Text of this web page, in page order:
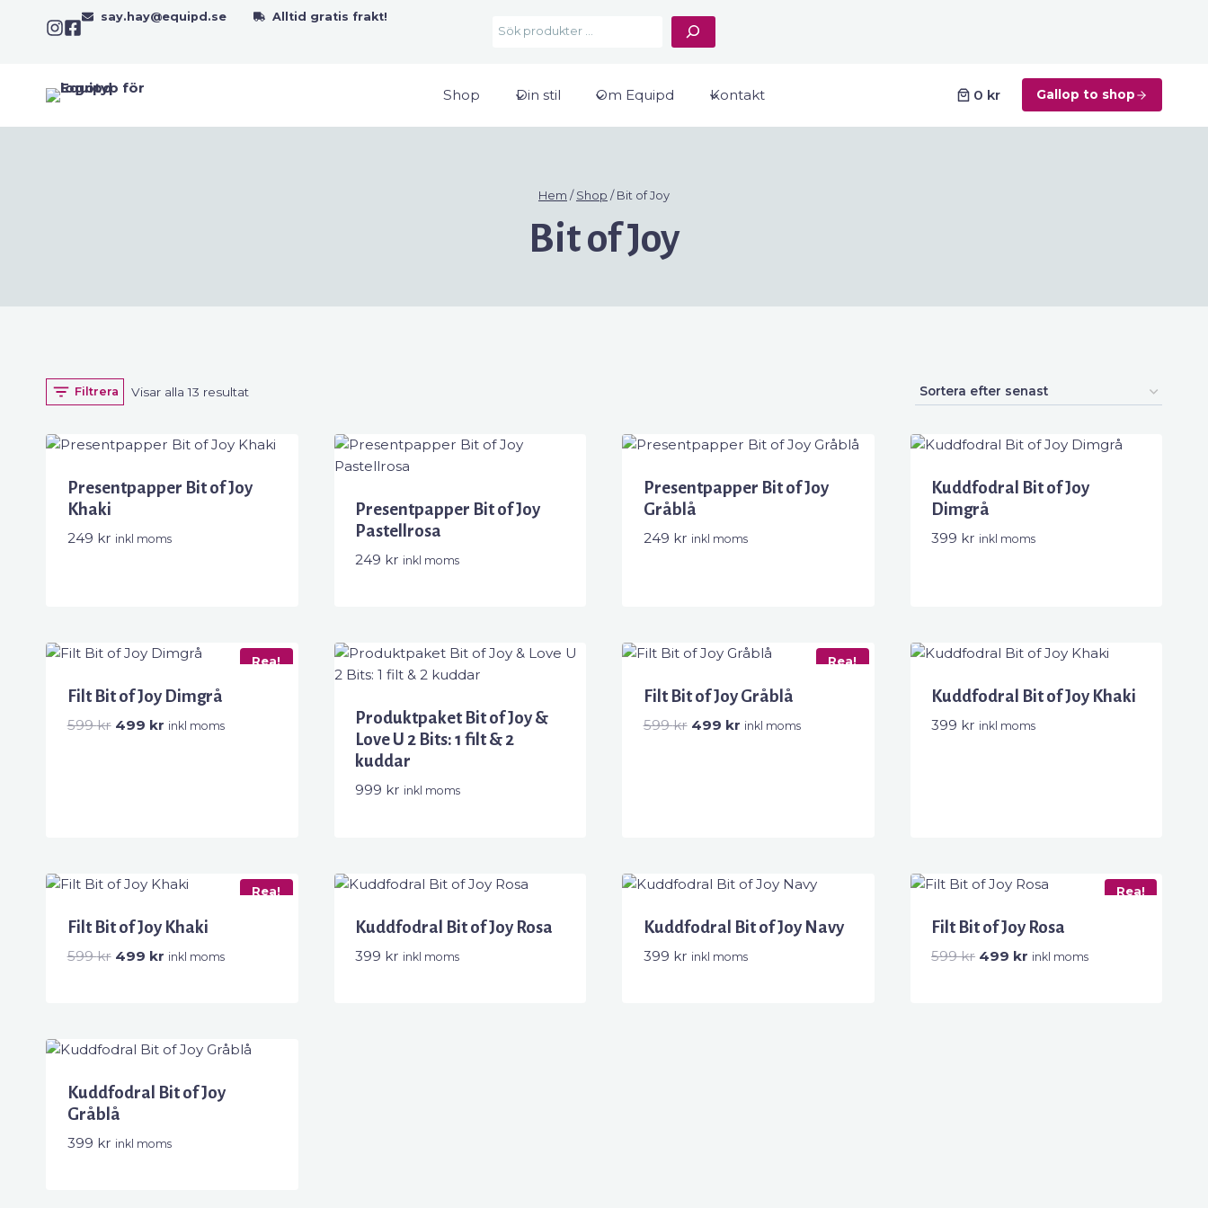
say.hay@equipd.se Alltid gratis frakt!
Sök
Shop Din stil Om Equipd Kontakt 0 kr Gallop to shop
Hem / Shop / Bit of Joy
Bit of Joy
Filtrera Visar alla 13 resultatSortera
senaste
Presentpapper Bit of Joy
Khaki
249 kr inkl moms
Presentpapper Bit of Joy
Pastellrosa
249 kr inkl moms
Presentpapper Bit of Joy
Gråblå
249 kr inkl moms
Kuddfodral Bit of Joy
Dimgrå
399 kr inkl moms
Rea!
Filt Bit of Joy Dimgrå
599kr Det
499 krDet
inkl moms
Produktpaket Bit of Joy &
Love U 2 Bits: 1 filt & 2
kuddar
999 kr inkl moms
Rea!
Filt Bit of Joy Gråblå
599kr Det
499 krDet
inkl moms
Kuddfodral Bit of Joy Khaki
399 kr inkl moms
Rea!
Filt Bit of Joy Khaki
599kr Det
599 kr.
499 krDet
499 kr.
inkl moms
Kuddfodral Bit of Joy Rosa
399 kr inkl moms
Kuddfodral Bit of Joy Navy
399 kr inkl moms
Rea!
Filt Bit of Joy Rosa
599kr Det
499 kr Det
inkl moms
Kuddfodral Bit of Joy
Gråblå
399 kr inkl moms